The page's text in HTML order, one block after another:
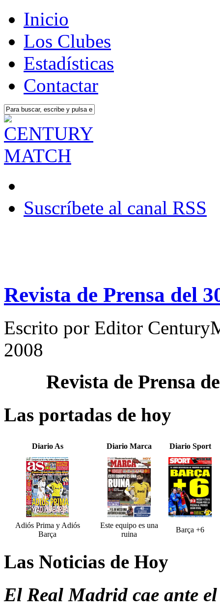
Inicio
Los Clubes
Estadísticas
Contactar
Suscríbete al canal RSS
Revista de Prensa del
Escrito por Editor
2008
Revista de Prensa
Las portadas de hoy
Diario As Diario Marca Diario Sport
Adiós Prima y Adiós
Barça
Este equipo es una
ruina
Barça +6
Las Noticias de Hoy
El Real Madrid cae ante